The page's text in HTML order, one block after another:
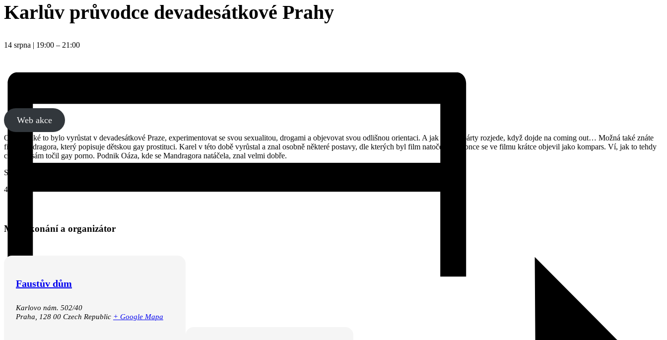
Karlův průvodce devadesátkové Prahy
14 srpna | 19:00 – 21:00
Web akce
O tom, jaké to bylo vyrůstat v devadesátkové Praze, experimentovat se svou sexualitou, drogami a objevovat svou odlišnou orientaci. A jak se pak párty rozjede, když dojde na coming out… Možná také znáte
film Mandragora, který popisuje dětskou gay prostituci. Karel v této době vyrůstal a znal osobně některé postavy, dle kterých byl film natočen. Dokonce se ve filmu krátce objevil jako kompars. Ví, jak to tehdy
chodilo, sám točil gay porno. Podnik Oáza, kde se Mandragora natáčela, znal velmi dobře.
Sraz u Mladotovského paláce – Faustova domu.
450Kč
Místo konání a organizátor
Faustův dům
Karlovo nám. 502/40
Praha
128 00 Czech Republic + Google Mapa